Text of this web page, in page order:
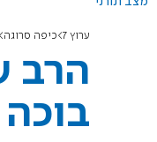
ערוץ 7 כיפה סרוגה
הרב